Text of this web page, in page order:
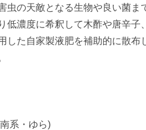
虫の天敵となる生物や良い菌ま
低濃度に希釈して木酢や唐辛子
した自家製液肥を補助的に散布
系・ゆら)